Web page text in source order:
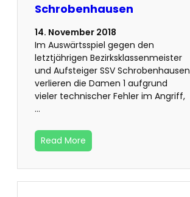
Schrobenhausen
14. November 2018
Im Auswärtsspiel gegen den
letztjährigen Bezirksklassenmeister
und Aufsteiger SSV Schrobenhausen
verlieren die Damen 1 aufgrund
vieler technischer Fehler im Angriff,
…
Read More